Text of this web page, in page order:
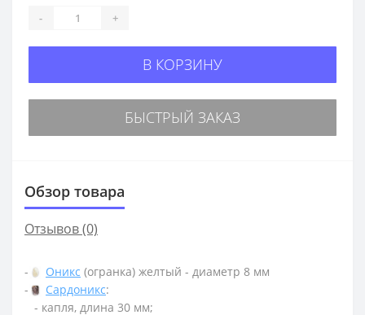
- +
В КОРЗИНУ
БЫСТРЫЙ ЗАКАЗ
Обзор товара
Отзывов (0)
- Оникс (огранка) желтый - диаметр 8 мм
-
Сардоникс:
- капля, длина 30 мм;